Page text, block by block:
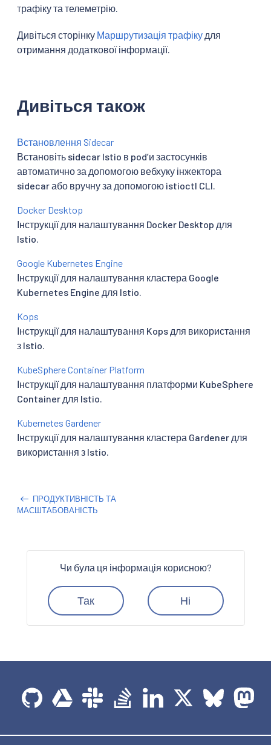
трафіку та телеметрію.
Дивіться сторінку Маршрутизація трафіку для
отримання додаткової інформації.
Дивіться також
Встановлення Sidecar
Встановіть sidecar Istio в podʼи застосунків
автоматично за допомогою вебхуку інжектора
sidecar або вручну за допомогою istioctl CLI.
Docker Desktop
Інструкції для налаштування Docker Desktop для
Istio.
Google Kubernetes Engine
Інструкції для налаштування кластера Google
Kubernetes Engine для Istio.
Kops
Інструкції для налаштування Kops для використання
з Istio.
KubeSphere Container Platform
Інструкції для налаштування платформи KubeSphere
Container для Istio.
Kubernetes Gardener
Інструкції для налаштування кластера Gardener для
використання з Istio.
ПРОДУКТИВНІСТЬ ТА
МАСШТАБОВАНІСТЬ
Чи була ця інформація корисною?
Так Ні